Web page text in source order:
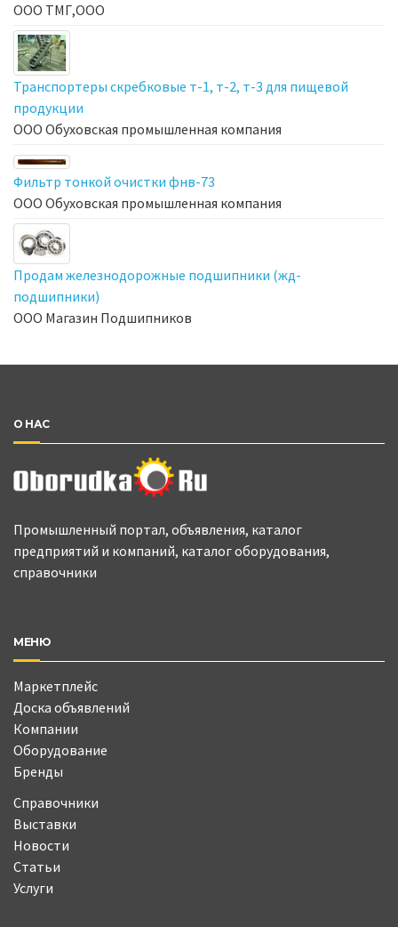
ООО ТМГ,ООО
Транспортеры скребковые т-1, т-2, т-3 для пищевой
продукции
ООО Обуховская промышленная компания
Фильтр тонкой очистки фнв-73
ООО Обуховская промышленная компания
Продам железнодорожные подшипники (жд-
подшипники)
ООО Магазин Подшипников
О НАС
Промышленный портал, объявления, каталог
предприятий и компаний, каталог оборудования,
справочники
МЕНЮ
Маркетплейс
Доска объявлений
Компании
Оборудование
Бренды
Справочники
Выставки
Новости
Статьи
Услуги